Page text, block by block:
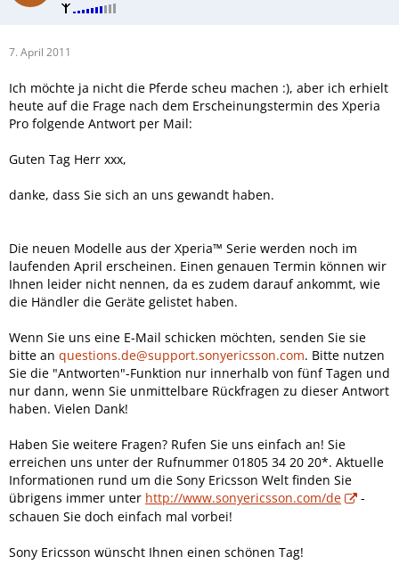
7. April 2011
Ich möchte ja nicht die Pferde scheu machen :), aber ich erhielt
heute auf die Frage nach dem Erscheinungstermin des Xperia
Pro folgende Antwort per Mail:
Guten Tag Herr xxx,
danke, dass Sie sich an uns gewandt haben.
Die neuen Modelle aus der Xperia™ Serie werden noch im
laufenden April erscheinen. Einen genauen Termin können wir
Ihnen leider nicht nennen, da es zudem darauf ankommt, wie
die Händler die Geräte gelistet haben.
Wenn Sie uns eine E-Mail schicken möchten, senden Sie sie
bitte an questions.de@support.sonyericsson.com. Bitte nutzen
Sie die "Antworten"-Funktion nur innerhalb von fünf Tagen und
nur dann, wenn Sie unmittelbare Rückfragen zu dieser Antwort
haben. Vielen Dank!
Haben Sie weitere Fragen? Rufen Sie uns einfach an! Sie
erreichen uns unter der Rufnummer 01805 34 20 20*. Aktuelle
Informationen rund um die Sony Ericsson Welt finden Sie
übrigens immer unter http://www.sonyericsson.com/de
-
schauen Sie doch einfach mal vorbei!
Sony Ericsson wünscht Ihnen einen schönen Tag!